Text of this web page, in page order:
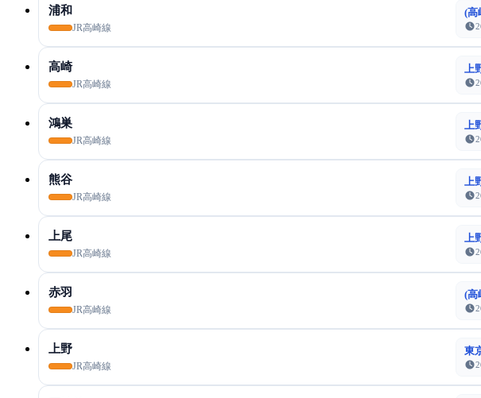
浦和
JR高崎線
(高
高崎
JR高崎線
上
鴻巣
JR高崎線
上
熊谷
JR高崎線
上
上尾
JR高崎線
上
赤羽
JR高崎線
(高
上野
JR高崎線
東